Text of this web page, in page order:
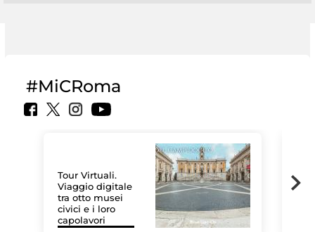
#MiCRoma
Tour Virtuali.
Viaggio digitale
tra otto musei
civici e i loro
capolavori